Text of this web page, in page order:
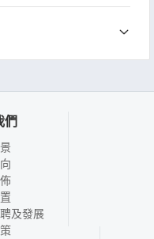
們
及發展